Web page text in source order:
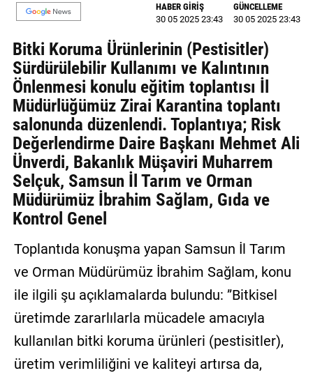
Künye
İletişim
Gizlilik
Sözleşmesi
Kullanıcı
Sözleşmesi
HABER GİRİŞ
30 05 2025 23:43
GÜNCELLEME
30 05 2025 23:43
Bitki Koruma Ürünlerinin (Pestisitler)
Sürdürülebilir Kullanımı ve Kalıntının
Önlenmesi konulu eğitim toplantısı İl
Müdürlüğümüz Zirai Karantina toplantı
salonunda düzenlendi. Toplantıya; Risk
Değerlendirme Daire Başkanı Mehmet Ali
Ünverdi, Bakanlık Müşaviri Muharrem
Selçuk, Samsun İl Tarım ve Orman
Müdürümüz İbrahim Sağlam, Gıda ve
Kontrol Genel
Toplantıda konuşma yapan Samsun İl Tarım
ve Orman Müdürümüz İbrahim Sağlam, konu
ile ilgili şu açıklamalarda bulundu: ”Bitkisel
üretimde zararlılarla mücadele amacıyla
kullanılan bitki koruma ürünleri (pestisitler),
üretim verimliliğini ve kaliteyi artırsa da,